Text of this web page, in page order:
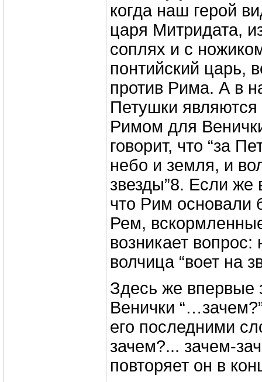
когда наш герой
царя Митридата,
соплях и с
понтийский царь,
против Рима. А в
Петушки
Римом для
говорит, что “за
небо и земля, и
звезды”8. Если же
что Рим основали
Рем,
возникает
волчица “воет на
Здесь же впервые
Венички
его последними
зачем?... зачем-
повторяет он в